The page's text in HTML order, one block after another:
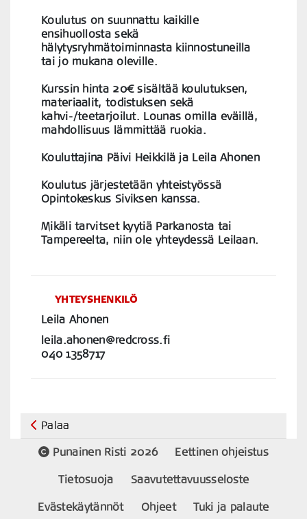
Koulutus on suunnattu kaikille
ensihuollosta sekä
hälytysryhmätoiminnasta kiinnostuneilla
tai jo mukana oleville.
Kurssin hinta 20€ sisältää koulutuksen,
materiaalit, todistuksen sekä
kahvi-/teetarjoilut. Lounas omilla eväillä,
mahdollisuus lämmittää ruokia.
Kouluttajina Päivi Heikkilä ja Leila Ahonen
Koulutus järjestetään yhteistyössä
Opintokeskus Siviksen kanssa.
Mikäli tarvitset kyytiä Parkanosta tai
Tampereelta, niin ole yhteydessä Leilaan.
YHTEYSHENKILÖ
Leila Ahonen
leila.ahonen@redcross.fi
040 1358717
Palaa
Punainen Risti 2026 Eettinen ohjeistus
Tietosuoja Saavutettavuusseloste
Evästekäytännöt Ohjeet Tuki ja palaute